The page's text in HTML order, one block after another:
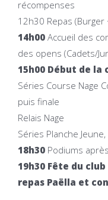
récompenses
12h30 Repas
14h00 Accueil des
des opens (Cadets/
15h00 Début de la
Séries Course Nage
puis finale
Relais Nage
Séries Planche
18h30 Podiums
19h30 Fête du
repas Paëlla et